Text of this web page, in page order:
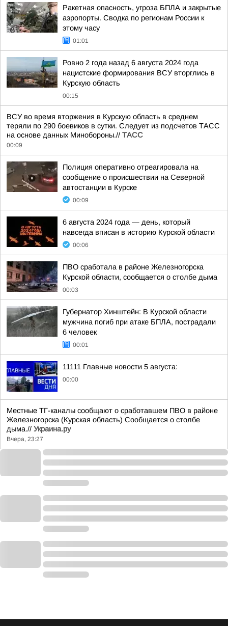
Ракетная опасность, угроза БПЛА и закрытые
аэропорты. Сводка по регионам России к
этому часу
01:01
Ровно 2 года назад 6 августа 2024 года
нацистские формирования ВСУ вторглись в
Курскую область
00:15
ВСУ во время вторжения в Курскую область в среднем
теряли по 290 боевиков в сутки. Следует из подсчетов ТАСС
на основе данных Минобороны.// ТАСС
00:09
Полиция оперативно отреагировала на
сообщение о происшествии на Северной
автостанции в Курске
00:09
6 августа 2024 года — день, который
навсегда вписан в историю Курской области
00:06
ПВО сработала в районе Железногорска
Курской области, сообщается о столбе дыма
00:03
Губернатор Хинштейн: В Курской области
мужчина погиб при атаке БПЛА, пострадали
6 человек
00:01
11111 Главные новости 5 августа:
00:00
Местные ТГ-каналы сообщают о сработавшем ПВО в районе
Железногорска (Курская область) Сообщается о столбе
дыма.// Украина.ру
Вчера, 23:27